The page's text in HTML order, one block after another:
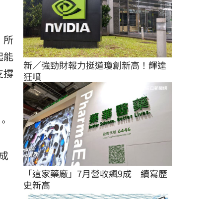
所
能
撐
新／強勁財報力挺道瓊創新高！輝達
狂噴
「這家藥廠」7月營收飆9成　續寫歷
史新高